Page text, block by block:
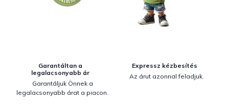
Garantáltan a
legalacsonyabb ár
Garantáljuk Önnek a
legalacsonyabb árat a piacon.
Expressz kézbesítés
Az árut azonnal feladjuk.